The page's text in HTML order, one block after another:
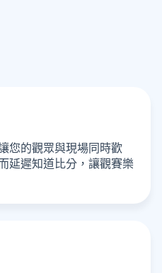
您的觀眾與現場同時歡
延遲知道比分，讓觀賽樂